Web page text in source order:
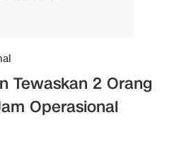
Tewaskan 2 Orang
Operasional